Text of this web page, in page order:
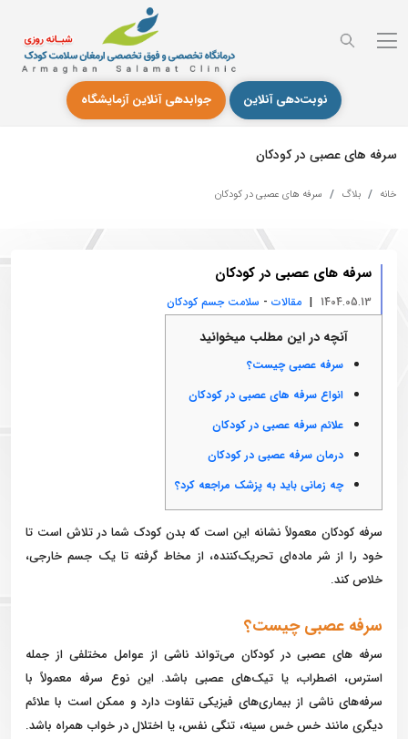
نوبت‌دهی آنلاین جوابدهی آنلاین آزمایشگاه
سرفه های عصبی در کودکان
خانه بلاگ سرفه های عصبی در کودکان
سرفه های عصبی در کودکان
1404.05.13
| مقالات - سلامت جسم کودکان
آنچه در این مطلب میخوانید
سرفه عصبی چیست؟
انواع سرفه های عصبی در کودکان
علائم سرفه عصبی در کودکان
درمان سرفه عصبی در کودکان
چه زمانی باید به پزشک مراجعه کرد؟
سرفه کودکان معمولاً نشانه این است كه بدن كودک شما در تلاش است تا
خود را از شر ماده‌ای تحریک‌كننده، از مخاط گرفته تا یک جسم خارجی،
خلاص كند.
سرفه عصبی چیست؟
سرفه های عصبی در کودکان می‌تواند ناشی از عوامل مختلفی از جمله
استرس، اضطراب، یا تیک‌های عصبی باشد. این نوع سرفه معمولاً با
سرفه‌های ناشی از بیماری‌های فیزیکی تفاوت دارد و ممکن است با علائم
دیگری مانند خس خس سینه، تنگی نفس، یا اختلال در خواب همراه باشد.